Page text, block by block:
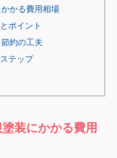
かる費用相場
ポイント
約の工夫
テップ
装にかかる費用